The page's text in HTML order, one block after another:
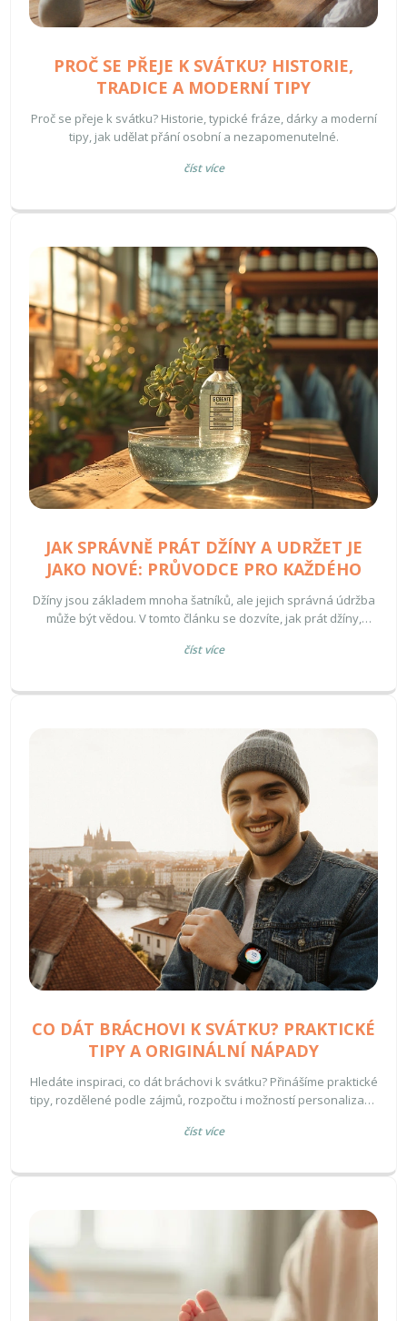
PROČ SE PŘEJE K SVÁTKU? HISTORIE,
TRADICE A MODERNÍ TIPY
Proč se přeje k svátku? Historie, typické fráze, dárky a moderní
tipy, jak udělat přání osobní a nezapomenutelné.
číst více
JAK SPRÁVNĚ PRÁT DŽÍNY A UDRŽET JE
JAKO NOVÉ: PRŮVODCE PRO KAŽDÉHO
Džíny jsou základem mnoha šatníků, ale jejich správná údržba
může být vědou. V tomto článku se dozvíte, jak prát džíny,
Nabídneme tipy na čištění, sušení a obecnou údržbu džín, aby
číst více
CO DÁT BRÁCHOVI K SVÁTKU? PRAKTICKÉ
TIPY A ORIGINÁLNÍ NÁPADY
Hledáte inspiraci, co dát bráchovi k svátku? Přinášíme praktické
tipy, rozdělené podle zájmů, rozpočtu i možností personalizace
číst více